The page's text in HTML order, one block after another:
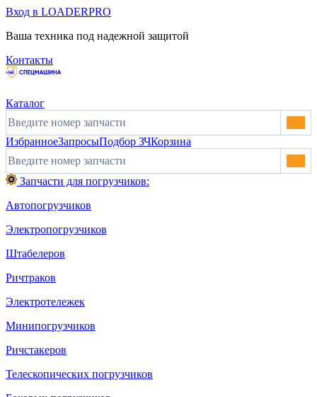
Вход в LOADERPRO
Ваша техника под надежной защитой
Контакты
Каталог
ИзбранноеЗапросыПодбор ЗЧКорзина
Запчасти для погрузчиков:
Автопогрузчиков
Электропогрузчиков
Штабелеров
Ричтраков
Электротележек
Минипогрузчиков
Ричстакеров
Телескопических погрузчиков